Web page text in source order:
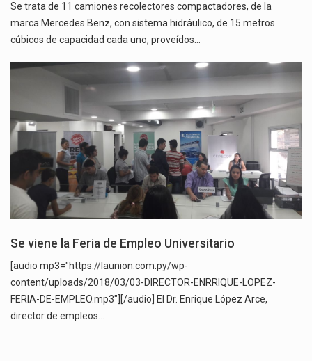
Se trata de 11 camiones recolectores compactadores, de la
marca Mercedes Benz, con sistema hidráulico, de 15 metros
cúbicos de capacidad cada uno, proveídos…
Se viene la Feria de Empleo Universitario
[audio mp3="https://launion.com.py/wp-
content/uploads/2018/03/03-DIRECTOR-ENRRIQUE-LOPEZ-
FERIA-DE-EMPLEO.mp3"][/audio] El Dr. Enrique López Arce,
director de empleos…